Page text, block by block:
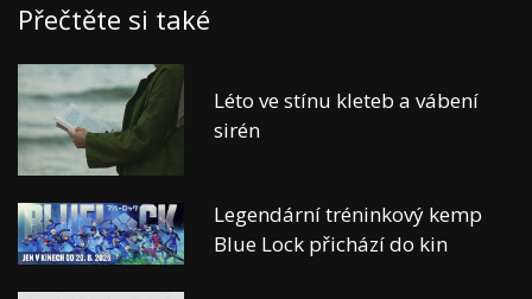
Přečtěte si také
Léto ve stínu kleteb a vábení
sirén
Legendární tréninkový kemp
Blue Lock přichází do kin